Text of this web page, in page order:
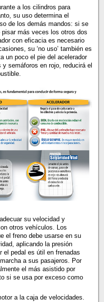
a los cilindros para
su uso determina el
de los demás mandos: si se
más veces los otros dos
con eficacia es necesario
su ‘no uso’ también es
un poco el pie del acelerador
semáforos en rojo, reducirá el
su velocidad y
otros vehículos. Los
el freno debe usarse en su
aplicando la presión
el pedal es útil en frenadas
a sus pasajeros. Por
el más asistido por
si se usa por exceso como
a la caja de velocidades.